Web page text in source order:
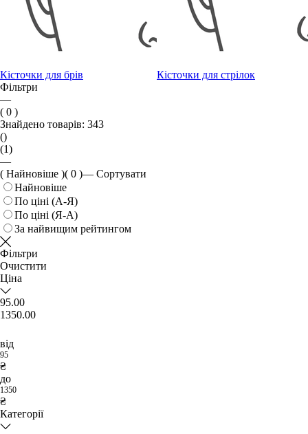
Кісточки для брів
Кісточки для стрілок
Фільтри
—
( 0 )
Знайдено товарів: 343
()
(1)
—
( Найновіше )( 0 )— Сортувати
Найновіше
По ціні (А-Я)
По ціні (Я-А)
За найвищим рейтингом
Фільтри
Очистити
Ціна
95.00
1350.00
від
95
₴
до
1350
₴
Категорії